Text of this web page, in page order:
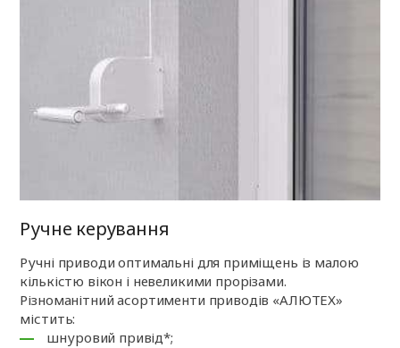
Ручне керування
Ручні приводи оптимальні для приміщень із малою
кількістю вікон і невеликими прорізами.
Різноманітний асортименти приводів «АЛЮТЕХ»
містить:
шнуровий привід*;